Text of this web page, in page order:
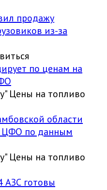
продажу
из-за
по ценам на
Цены на топливо
области
ЦФО по данным
Цены на топливо
АЗС готовы